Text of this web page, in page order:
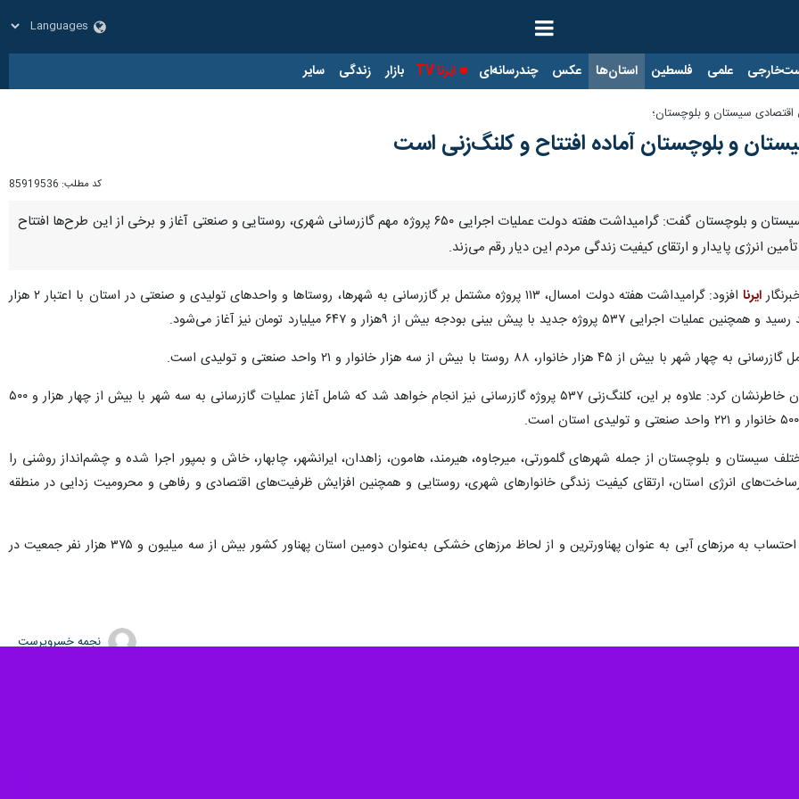
علمی فلسطین استان‌ها عکس چندرسانه‌ای ایرنا TV بازار زندگی سایر
اقتصادی سیستان و بلوچستان؛
کد مطلب: 85919536